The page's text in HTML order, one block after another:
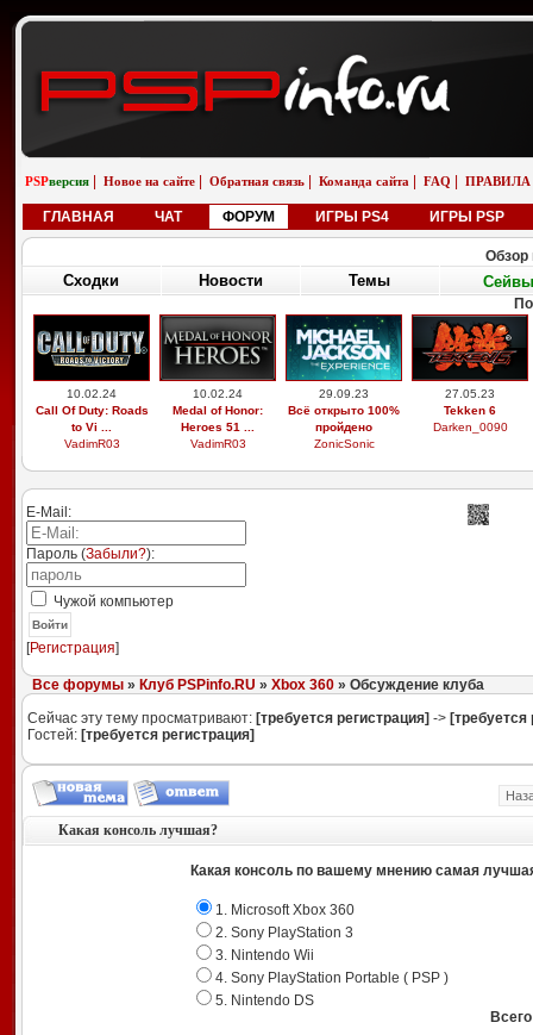
PSPверсия Новое на сайте Обратная связь Команда сайта FAQ ПРАВИЛА
ГЛАВНАЯ ЧАТ ФОРУМ ИГРЫ PS4 ИГРЫ PSP
Обзор
Сходки Новости Темы Сейвы
10.02.24
Call Of Duty: Roads
to Vi ...
VadimR03
10.02.24
Medal of Honor:
Heroes 51 ...
VadimR03
29.09.23
Всё открыто 100%
пройдено
ZonicSonic
27.05.23
Tekken 6
Darken_0090
E-Mail:
Пароль (Забыли?):
Чужой компьютер
Войти
[Регистрация]
Все форумы» Клуб PSPinfo.RU » Xbox 360» Обсуждение клуба
Сейчас эту тему просматривают: [требуется регистрация] -> [требуется
Гостей: [требуется регистрация]
Какая консоль лучшая?
Какая консоль по вашему мнению самая
1. Microsoft Xbox 360
2. Sony PlayStation 3
3. Nintendo Wii
4. Sony PlayStation Portable ( PSP )
5. Nintendo DS